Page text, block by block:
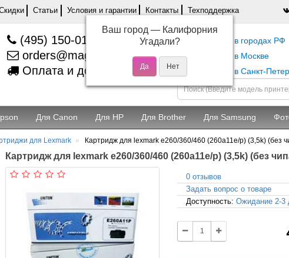
Статьи Условия и гарантии Контакты Техподдержка
(495) 150-01-37
orders@magentashop.ru
Оплата и доставка
Самовывоз в городах РФ
Самовывоз в Москве
Самовывоз в Санкт-
Для Canon Для HP Для Brother Для Samsung
для Lexmark Картридж для lexmark e260/360/460 (260a11e/p) (3,5k) (без
Картридж для lexmark e260/360/460 (260a11e/p) (3,5k) (без
0 отзывов
Задать вопрос о товаре
Доступность: Ожидание 2-3
Ваш город — Калифорния
Угадали?